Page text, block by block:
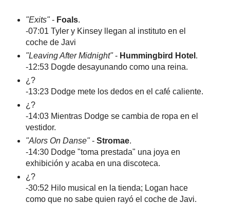
"Exits"- Foals.
-07:01 Tyler y Kinsey llegan al instituto en el
coche de Javi
"Leaving After Midnight"- Hummingbird Hotel .
-12:53 Dogde desayunando como una reina.
¿?
-13:23 Dodge mete los dedos en el café caliente.
¿?
-14:03 Mientras Dodge se cambia de ropa en el
vestidor.
"Alors On Danse"- Stromae.
-14:30 Dodge "toma prestada" una joya en
exhibición y acaba en una discoteca.
¿?
-30:52 Hilo musical en la tienda; Logan hace
como que no sabe quien rayó el coche de Javi.